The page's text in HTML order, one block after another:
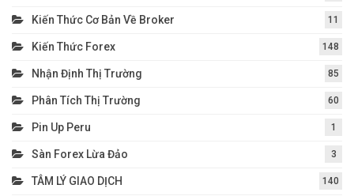
Kiến Thức Cơ Bản Về Broker 11
Kiến Thức Forex 148
Nhận Định Thị Trường 85
Phân Tích Thị Trường 60
Pin Up Peru 1
Sàn Forex Lừa Đảo 3
TÂM LÝ GIAO DỊCH 140